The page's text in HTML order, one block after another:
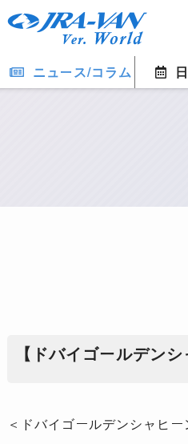
ニュース/コラム
【ドバイゴールデン
＜ドバイゴールデンシャヒー